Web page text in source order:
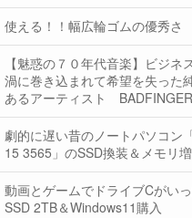
使える！！幅広輪ゴムの優秀さ
【魅惑の７０年代音楽】ビジネ
渦に巻き込まれて希望を失った
あるアーティスト BADFINGER
劇的に遅い昔のノートパソコン
15 3565」のSSD換装＆メモリ
動画とゲームでドライブCがい
SSD 2TB＆Windows11購入